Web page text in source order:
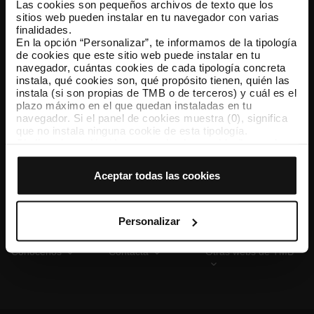
Las cookies son pequeños archivos de texto que los
sitios web pueden instalar en tu navegador con varias
finalidades.
En la opción “Personalizar”, te informamos de la tipología
de cookies que este sitio web puede instalar en tu
navegador, cuántas cookies de cada tipología concreta
instala, qué cookies son, qué propósito tienen, quién las
instala (si son propias de TMB o de terceros) y cuál es el
plazo máximo en el que quedan instaladas en tu
navegador. Si el panel de cookies muestra (0), significa
que no instala ninguna cookie de esta tipología.
que todas estas cookies se instalen en tu navegador.
tipología de cookies permite indicar si quieres que se
instalen o no las cookies de esa clase.
Una vez que hayas marcado tus preferencias, debes
hacer clic en “Seleccionar y configurar”. Así se instalarán
previamente. Te sugerimos que selecciones las cookies
de personalización, porque permiten recordar tus
opciones de navegación (como el idioma) y mejoran tu
Aceptar todas las cookies
Personalizar
TMB App
Descárgate TMB App y compra tus billetes
App Store Google Play
Conócenos Contacta Otras webs de TMB